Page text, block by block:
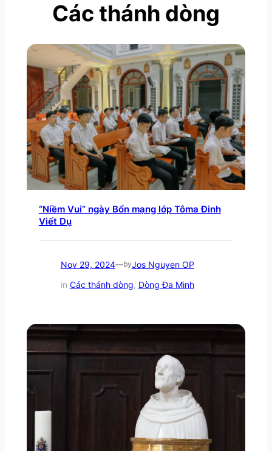
Các thánh dòng
“Niềm Vui” ngày Bổn mạng lớp Tôma Đinh
Viết Dụ
Nov 29, 2024—byJos Nguyen OP
in Các thánh dòng, Dòng Đa Minh